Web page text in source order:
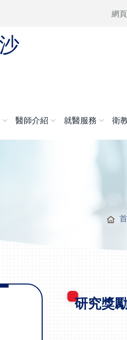
網
醫師介紹 就醫服務 衛
研究獎